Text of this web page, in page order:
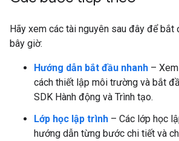
Hãy xem các tài nguyên sau đây để bắt
bây giờ:
Hướng dẫn bắt đầu nhanh –
cách thiết lập môi trường và bắt
SDK Hành động và Trình tạo.
Lớp học lập trình – Các lớp học
hướng dẫn từng bước chi tiết và